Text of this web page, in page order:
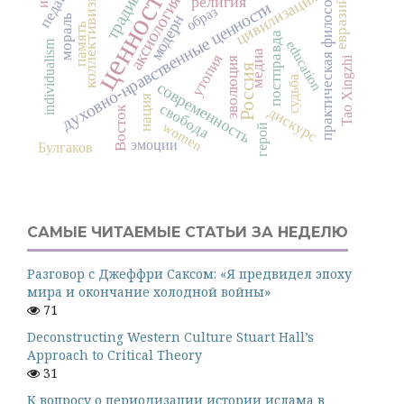
ценности Россия
духовно-нравственные ценности
аксиология
коллективизм модерн
современность
цивилизацияпрактическая философия
эволюция
нация
постправда
утопия
память
свобода
медиа
дискурс
мораль
Восток
individualism судьба
education Tao Xingzhi
women
образ
Булгаков эмоции герой
САМЫЕ ЧИТАЕМЫЕ СТАТЬИ ЗА НЕДЕЛЮ
Разговор с Джеффри Саксом: «Я предвидел эпоху
мира и окончание холодной войны»
71
Deconstructing Western Culture Stuart Hall’s
Approach to Critical Theory
31
К вопросу о периодизации истории ислама в